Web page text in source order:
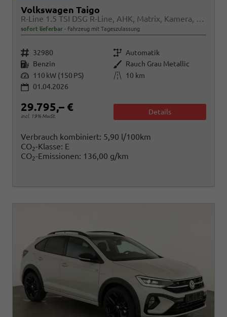
Volkswagen Taigo
R-Line 1.5 TSI DSG R-Line, AHK, Matrix, Kamera, ACC, Winter, 4 J.-Garantie
sofort lieferbar Fahrzeug mit Tageszulassung
Fahrzeugnr. 32980 Getriebe Automatik
Kraftstoff Benzin Außenfarbe Rauch Grau Metallic
Leistung 110 kW (150 PS) Kilometerstand
10 km
01.04.2026
29.795,– €
incl. 19% MwSt.
Details
Verbrauch kombiniert: 5,90 l/100km
CO2-Klasse: E
CO2-Emissionen: 136,00 g/km